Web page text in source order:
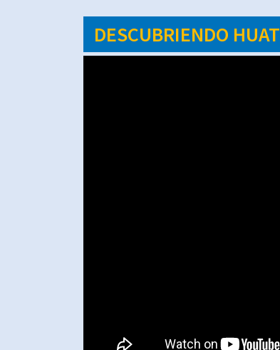
DESCUBRIENDO